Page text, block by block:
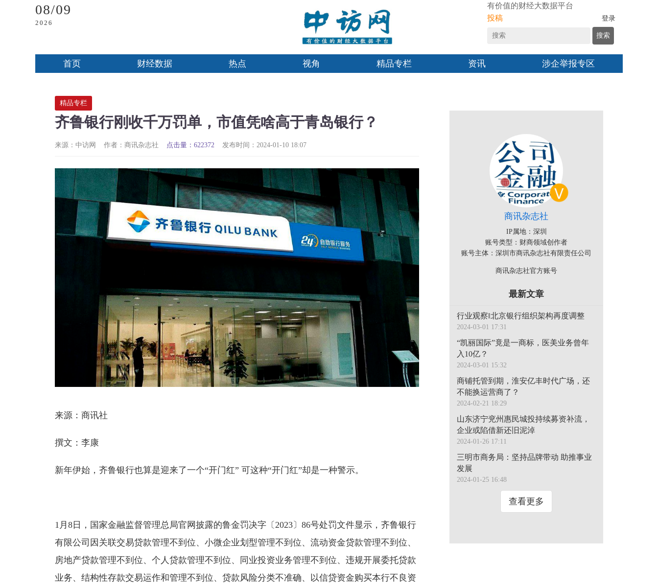
08/09
2026
有价值的财经大数据平台
投稿
登录
搜索
首页 财经数据 热点 视角 精品专栏 资讯 涉企举报专区
精品专栏
齐鲁银行刚收千万罚单，市值凭啥高于青岛银行？
来源：中访网 作者：商讯杂志社 点击量：622372 发布时间：2024-01-10 18:07
来源：商讯社
撰文：李康
新年伊始，齐鲁银行也算是迎来了一个“开门红” 可这种“开门红”却是一种警示。
1月8日，国家金融监督管理总局官网披露的鲁金罚决字〔2023〕86号处罚文件显示，齐鲁银行
有限公司因关联交易贷款管理不到位、小微企业划型管理不到位、流动资金贷款管理不到位、
房地产贷款管理不到位、个人贷款管理不到位、同业投资业务管理不到位、违规开展委托贷款
业务、结构性存款交易运作和管理不到位、贷款风险分类不准确、以信贷资金购买本行不良资
商讯杂志社
IP属地：深圳
账号类型：财商领域创作者
账号主体：深圳市商讯杂志社有限责任公司
商讯杂志社官方账号
最新文章
行业观察‖北京银行组织架构再度调整
2024-03-01 17:31
“凯丽国际”竟是一商标，医美业务曾年
入10亿？
2024-03-01 15:32
商铺托管到期，淮安亿丰时代广场，还
不能换运营商了？
2024-02-21 18:29
山东济宁兖州惠民城投持续募资补流，
企业或陷借新还旧泥淖
2024-01-26 17:11
三明市商务局：坚持品牌带动 助推事业
发展
2024-01-25 16:48
查看更多